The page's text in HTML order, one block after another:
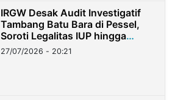
IRGW Desak Audit Investigatif
Tambang Batu Bara di Pessel,
Soroti Legalitas IUP hingga
Stockpile
27/07/2026 - 20:21